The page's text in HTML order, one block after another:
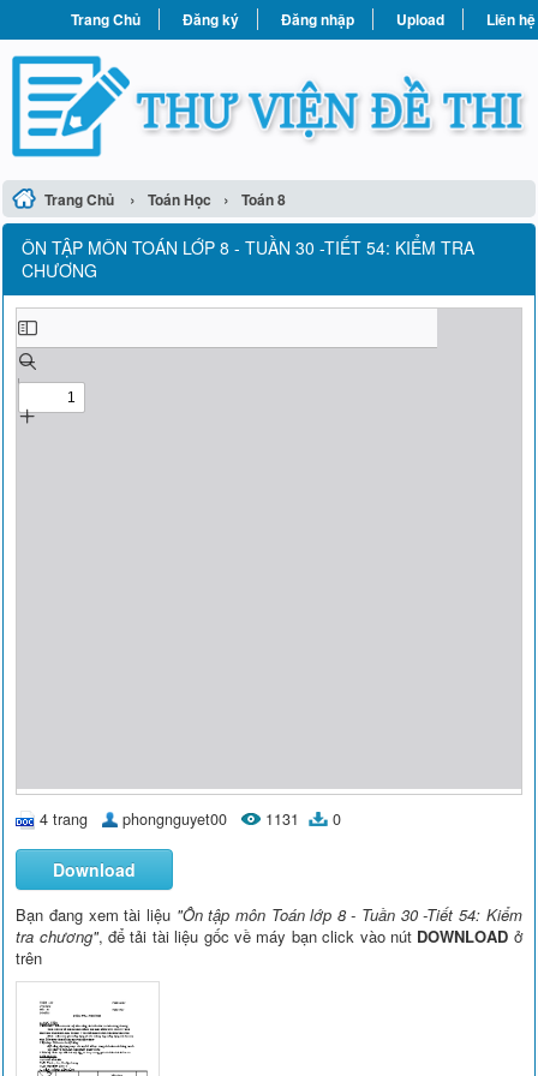
Trang Chủ Đăng ký Đăng nhập Upload Liên hệ
Trang Chủ › Toán Học › Toán 8
ÔN TẬP MÔN TOÁN LỚP 8 - TUẦN 30 -TIẾT 54: KIỂM TRA
CHƯƠNG
4 trang phongnguyet00 1131 0
Download
Bạn đang xem tài liệu "Ôn tập môn Toán lớp 8 - Tuần 30 -Tiết 54: Kiểm
tra chương", để tải tài liệu gốc về máy bạn click vào nút DOWNLOAD ở
trên